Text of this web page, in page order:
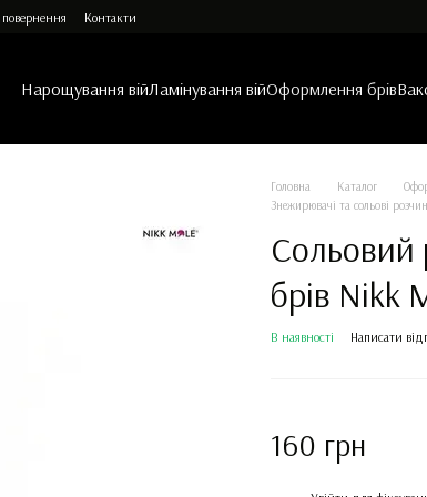
Контакти
Нарощування війЛамінування війОформлення брів
Головна Каталог
Знежирювачі та сольові
Сольовий
брів Nikk
В наявності Написати
160 грн